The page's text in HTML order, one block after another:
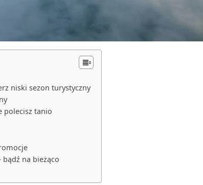
niski sezon turystyczny
polecisz tanio
na bieżąco